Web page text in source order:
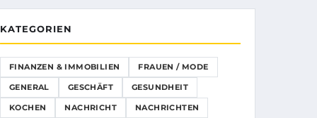
KATEGORIEN
FINANZEN & IMMOBILIEN FRAUEN / MODE
GENERAL GESCHÄFT GESUNDHEIT
KOCHEN NACHRICHT NACHRICHTEN